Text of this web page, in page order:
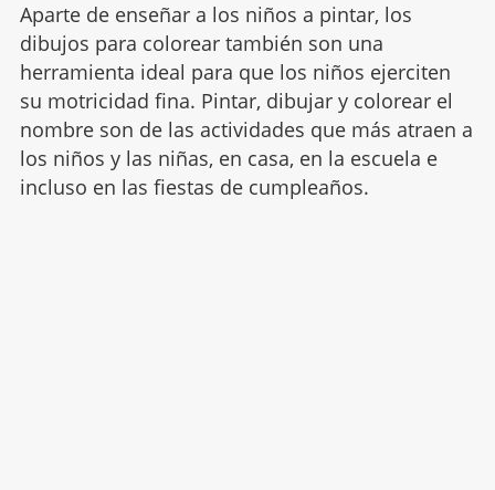
Aparte de enseñar a los niños a pintar, los
dibujos para colorear también son una
herramienta ideal para que los niños ejerciten
su motricidad fina. Pintar, dibujar y colorear el
nombre son de las actividades que más atraen a
los niños y las niñas, en casa, en la escuela e
incluso en las fiestas de cumpleaños.